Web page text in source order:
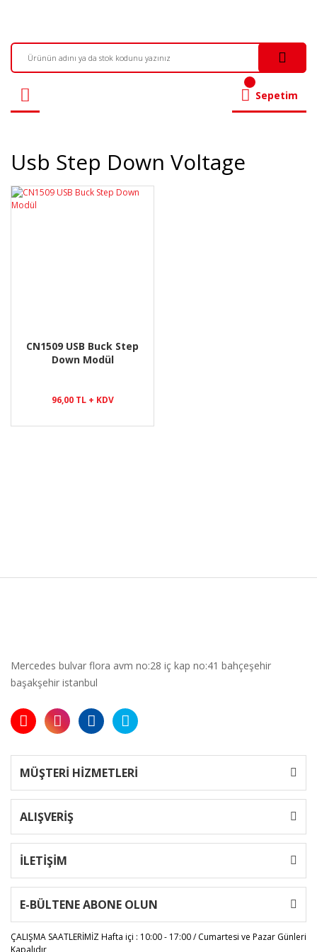
Sepetim
Usb Step Down Voltage
CN1509 USB Buck Step
Down Modül
96,00 TL + KDV
Mercedes bulvar flora avm no:28 iç kap no:41 bahçeşehir
başakşehir istanbul
MÜŞTERİ HİZMETLERİ
ALIŞVERİŞ
İLETİŞİM
E-BÜLTENE ABONE OLUN
ÇALIŞMA SAATLERİMİZHafta içi : 10:00 - 17:00 / Cumartesi ve Pazar Günleri
Kapalıdır